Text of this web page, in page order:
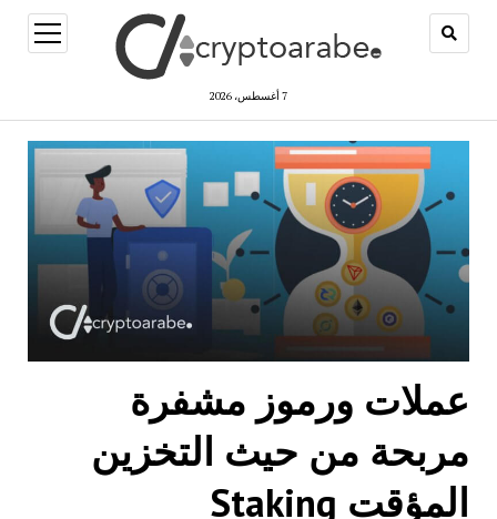
7 أغسطس، 2026
open
menu
عملات ورموز مشفرة
مربحة من حيث التخزين
المؤقت Staking